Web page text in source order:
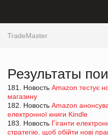
TradeMaster
Результаты
181. Новость Amazon тестує
магазину
182. Новость Amazon
електронної книги Kindle
183. Новость Гіганти
стратегію, щоб обійти нові